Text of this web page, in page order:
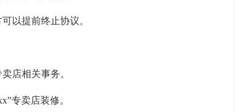
以提前终止协议。
店相关事务。
专卖店装修。